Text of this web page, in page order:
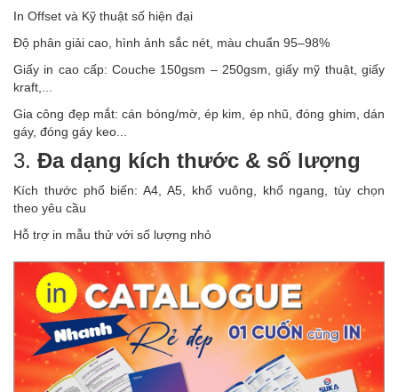
In Offset và Kỹ thuật số hiện đại
Độ phân giải cao, hình ảnh sắc nét, màu chuẩn 95–98%
Giấy in cao cấp: Couche 150gsm – 250gsm, giấy mỹ thuật, giấy
kraft,...
Gia công đẹp mắt: cán bóng/mờ, ép kim, ép nhũ, đóng ghim, dán
gáy, đóng gáy keo...
3. Đa dạng kích thước & số lượng
Kích thước phổ biến: A4, A5, khổ vuông, khổ ngang, tùy chọn
theo yêu cầu
Hỗ trợ in mẫu thử với số lượng nhỏ